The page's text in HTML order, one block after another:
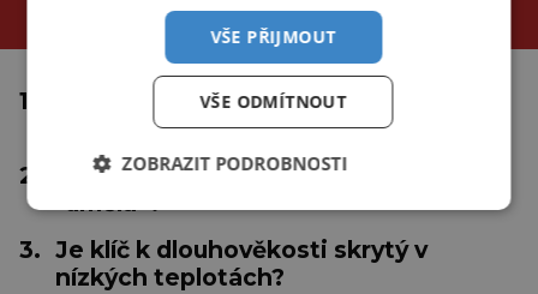
24 hodin 3 dny týden
1.
Proč se tropické cyklóny netvoří u
rovníku?
2.
Inteligentní medicína: Nastává éra
"umělá"?
3. Je klíč k dlouhověkosti skrytý v
nízkých teplotách?
VŠE PŘIJMOUT
VŠE ODMÍTNOUT
ZOBRAZIT PODROBNOSTI